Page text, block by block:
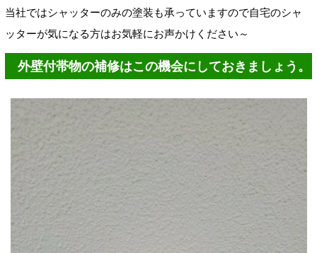
当社ではシャッターのみの塗装も承っていますので自宅のシャ
ッターが気になる方はお気軽にお声かけください～
外壁付帯物の補修はこの機会にしておきましょう。